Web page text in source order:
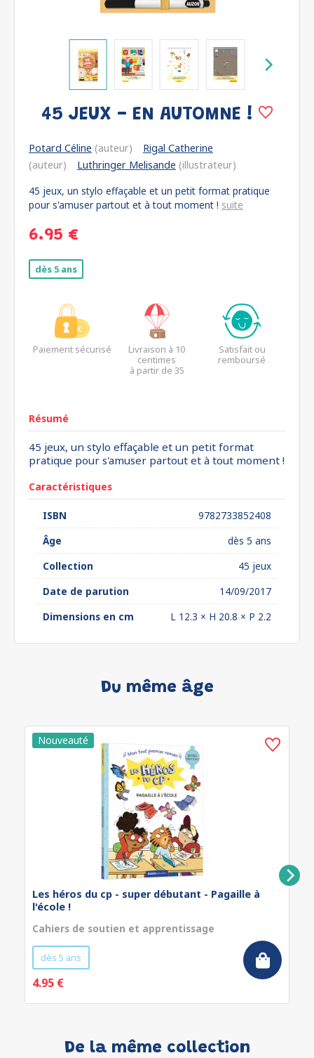
45 JEUX - EN AUTOMNE !
Potard Céline (auteur)
Rigal Catherine
(auteur)
Luthringer Melisande (illustrateur)
45 jeux, un stylo effaçable et un petit format pratique
pour s'amuser partout et à tout moment ! suite
6.95 €
dès 5 ans
Paiement sécurisé
Livraison à 10
centimes
à partir de 35
Satisfait ou
remboursé
Résumé
45 jeux, un stylo effaçable et un petit format
pratique pour s'amuser partout et à tout moment !
Caractéristiques
ISBN
9782733852408
Âge
dès 5 ans
Collection
45 jeux
Date de parution
14/09/2017
Dimensions en cm
L 12.3 × H 20.8 × P 2.2
Du même âge
Les héros du cp - super débutant - Pagaille à
l'école !
Cahiers de soutien et apprentissage
dès 5 ans
4.95 €
De la même collection